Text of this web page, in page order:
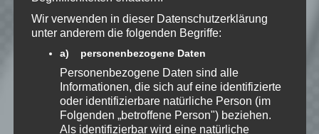
Benachrichtige mich über neue
Beiträge via E-Mail.
Wir verwenden in dieser Datenschutzerklärung
unter anderem die folgenden Begriffe:
a) personenbezogene Daten
Personenbezogene Daten sind alle
Informationen, die sich auf eine identifizierte
oder identifizierbare natürliche Person (im
Folgenden „betroffene Person") beziehen.
Als identifizierbar wird eine natürliche